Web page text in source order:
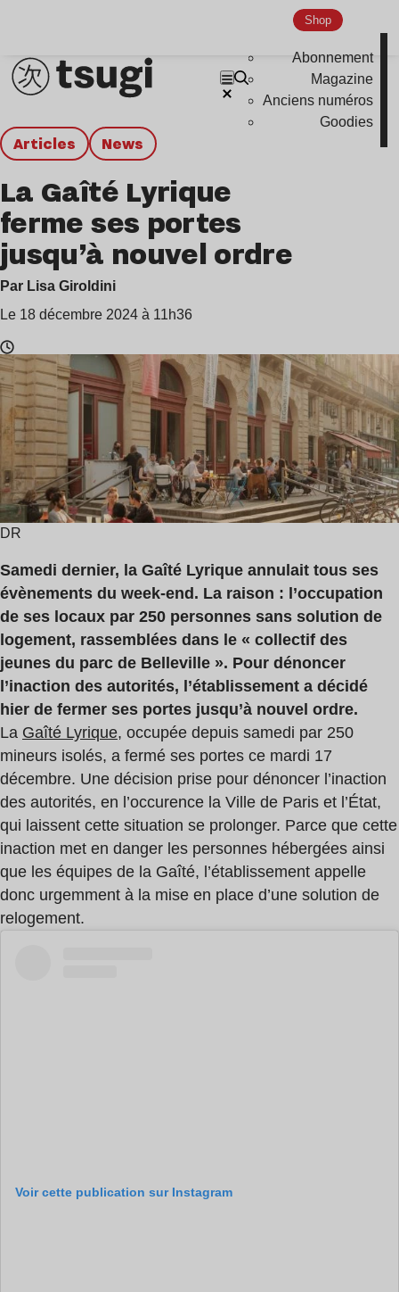
Shop
Abonnement
Magazine
Anciens numéros
Goodies
Articles news
La Gaîté Lyrique
ferme ses portes
jusqu’à nouvel ordre
Par Lisa Giroldini
Le 18 décembre 2024 à 11h36
Temps
de
lecture
min
DR
Samedi dernier, la Gaîté Lyrique annulait tous ses
évènements du week-end. La raison : l’occupation
de ses locaux par 250 personnes sans solution de
logement, rassemblées dans le « collectif des
jeunes du parc de Belleville ». Pour dénoncer
l’inaction des autorités, l’établissement a décidé
hier de fermer ses portes jusqu’à nouvel ordre.
La Gaîté Lyrique, occupée depuis samedi par 250
mineurs isolés, a fermé ses portes ce mardi 17
décembre. Une décision prise pour dénoncer l’inaction
des autorités, en l’occurence la Ville de Paris et l’État,
qui laissent cette situation se prolonger. Parce que cette
inaction met en danger les personnes hébergées ainsi
que les équipes de la Gaîté, l’établissement appelle
donc urgemment à la mise en place d’une solution de
relogement.
Voir cette publication sur Instagram